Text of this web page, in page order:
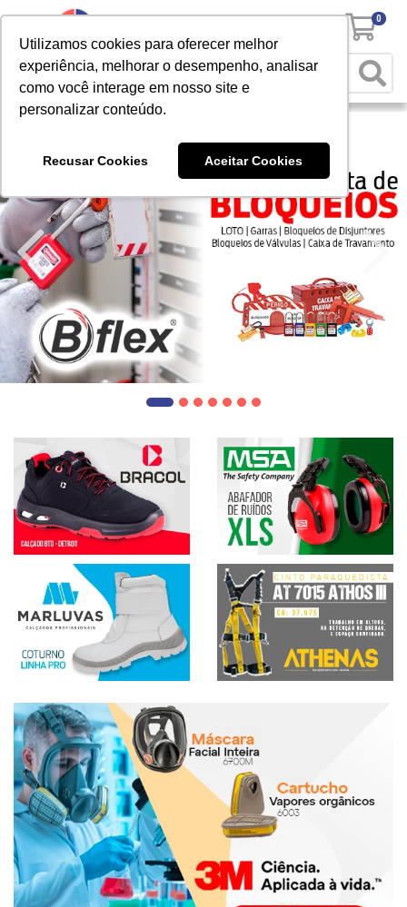
Utilizamos cookies para oferecer melhor
experiência, melhorar o desempenho, analisar
como você interage em nosso site e
personalizar conteúdo.
Recusar Cookies Aceitar Cookies
0